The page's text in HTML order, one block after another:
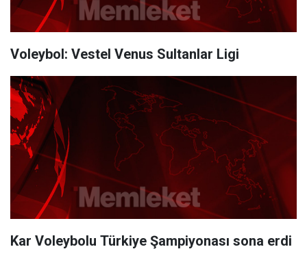
Voleybol: Vestel Venus Sultanlar Ligi
Kar Voleybolu Türkiye Şampiyonası sona erdi